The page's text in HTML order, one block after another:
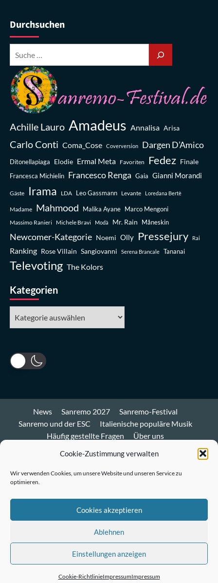
Cookie-Zustimmung verwalten
Wir verwenden Cookies, um unsere Website und unseren Service zu
optimieren.
Cookies akzeptieren
Ablehnen
Einstellungen anzeigen
Cookie-RichtlinieImpressumImpressum
Durchsuchen
Achille Lauro Amadeus Annalisa Arisa
Carlo Conti Coma_Cose Coverversion Dargen D’Amico
Ditonellapiaga Elodie Ermal Meta Favoriten Fedez Finale
Francesca Michielin Francesco Renga Gaia Gianni Morandi
Gäste Irama LDA Leo Gassmann Levante Loredana Bertè
Madame Mahmood Malika Ayane Marco Mengoni
Massimo Ranieri Michele Bravi Modà Mr. Rain Måneskin
Newcomer-Kategorie Noemi Olly Pressejury Rai
Ranking Rose Villain Sangiovanni Serena Brancale Tananai
Televoting The Kolors
Kategorien
News Sanremo 2027
Sanremo-Festival
Sanremo und der ESC
Italienische populäre Musik
Häufig gestellte Fragen
Über uns
Mastodon
Twitter
LinkedIn
© Sanremo-Festival.de|CoverNewsby AF themes.